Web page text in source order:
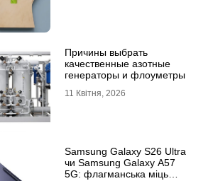
Причины выбрать
качественные азотные
генераторы и флоуметры
11 Квітня, 2026
Samsung Galaxy S26 Ultra
чи Samsung Galaxy A57
5G: флагманська міць